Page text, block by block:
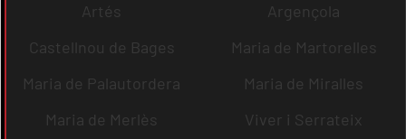
Artés
Argençola
Castellnou de Bages
Maria de Martorelles
Maria de Palautordera
Maria de Miralles
Maria de Merlès
Viver i Serrateix